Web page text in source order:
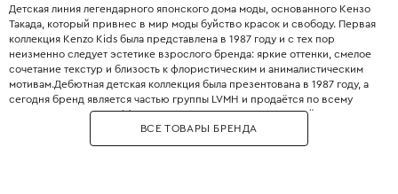
Детская линия легендарного японского дома моды, основанного Кензо
Такада, который привнес в мир моды буйство красок и свободу. Первая
коллекция Kenzo Kids была представлена в 1987 году и с тех пор
неизменно следует эстетике взрослого бренда: яркие оттенки, смелое
сочетание текстур и близость к флористическим и анималистическим
мотивам.Дебютная детская коллекция была презентована в 1987 году, а
сегодня бренд является частью группы LVMH и продаётся по всему
миру. Одежда Kenzo Kids создана для юных исследователей, которые не
боятся выделяться и любят яркую жизнь.Дизайн часто опирается на
фольклорные мотивы и этнические узоры, что придает образам
ВСЕ ТОВАРЫ БРЕНДА